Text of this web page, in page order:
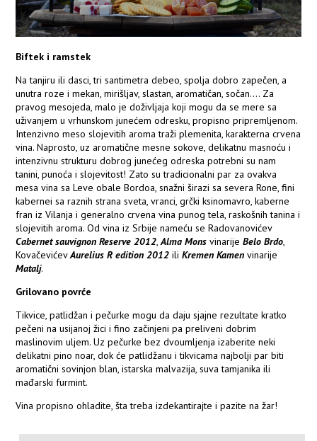
Biftek i ramstek
Na tanjiru ili dasci, tri santimetra debeo, spolja dobro zapečen, a
unutra roze i mekan, mirišljav, slastan, aromatičan, sočan.... Za
pravog mesojeda, malo je doživljaja koji mogu da se mere sa
uživanjem u vrhunskom junećem odresku, propisno pripremljenom.
Intenzivno meso slojevitih aroma traži plemenita, karakterna crvena
vina. Naprosto, uz aromatične mesne sokove, delikatnu masnoću i
intenzivnu strukturu dobrog junećeg odreska potrebni su nam
tanini, punoća i slojevitost! Zato su tradicionalni par za ovakva
mesa vina sa Leve obale Bordoa, snažni širazi sa severa Rone, fini
kabernei sa raznih strana sveta, vranci, grčki ksinomavro, kaberne
fran iz Vilanja i generalno crvena vina punog tela, raskošnih tanina i
slojevitih aroma. Od vina iz Srbije nameću se Radovanovićev
Cabernet sauvignon Reserve 2012,Alma Mons vinarije Belo Brdo,
KovačevićevAurelius R edition 2012 iliKremen Kamen vinarije
Matalj.
Grilovano povrće
Tikvice, patlidžan i pečurke mogu da daju sjajne rezultate kratko
pečeni na usijanoj žici i fino začinjeni pa preliveni dobrim
maslinovim uljem. Uz pečurke bez dvoumljenja izaberite neki
delikatni pino noar, dok će patlidžanu i tikvicama najbolji par biti
aromatični sovinjon blan, istarska malvazija, suva tamjanika ili
mađarski furmint.
Vina propisno ohladite, šta treba izdekantirajte i pazite na žar!